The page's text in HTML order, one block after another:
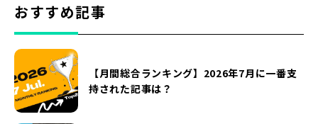
おすすめ記事
【月間総合ランキング】2026年7月に一番支
持された記事は？